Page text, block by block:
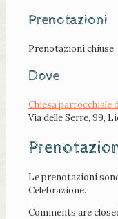
Prenotazioni
Prenotazioni chiuse
Dove
Chiesa parrocchiale
Via delle Serre, 99,
Le prenotazioni
Celebrazione.
Comments are